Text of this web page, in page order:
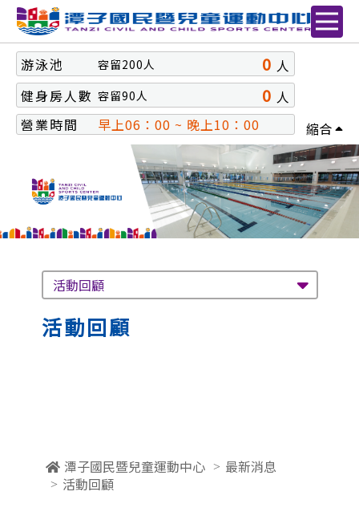
游泳池 容留200 人 0 人
健身房人數 容留90 人 0 人
營業時間
早上06：00 ~ 晚上10：00 縮合
活動回顧
潭子國民暨兒童運動中心
最新消息
活動回顧